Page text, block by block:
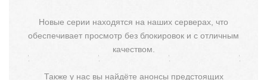
Новые серии находятся на наших серверах, что
обеспечивает просмотр без блокировок и с отличным
качеством.
Также у нас вы найдёте анонсы предстоящих